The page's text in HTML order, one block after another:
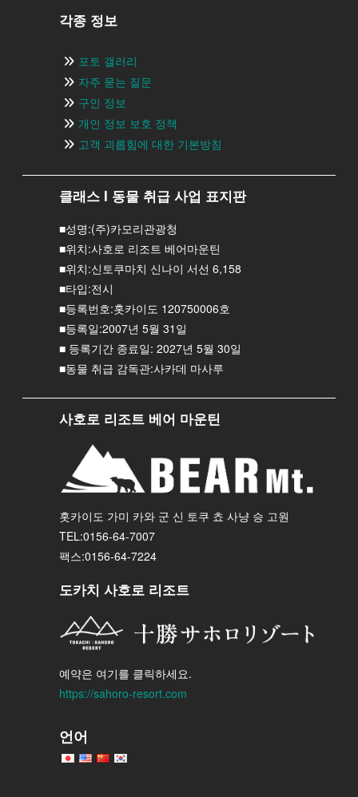
각종 정보
포토 갤러리
자주 묻는 질문
구인 정보
개인 정보 보호 정책
고객 괴롭힘에 대한 기본방침
클래스 I 동물 취급 사업 표지판
■성명:(주)카모리관광청
■위치:사호로 리조트 베어마운틴
■위치:신토쿠마치 신나이 서선 6,158
■타입:전시
■등록번호:홋카이도 120750006호
■등록일:2007년 5월 31일
■ 등록기간 종료일: 2027년 5월 30일
■동물 취급 감독관:사카데 마사루
사호로 리조트 베어 마운틴
홋카이도 가미 카와 군 신 토쿠 쵸 사냥 승 고원
TEL:0156-64-7007
팩스:0156-64-7224
도카치 사호로 리조트
예약은 여기를 클릭하세요.
https://sahoro-resort.com
언어